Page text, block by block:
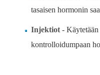
tasaisen hormonin
Injektiot - Käytetään
kontrolloidumpaan